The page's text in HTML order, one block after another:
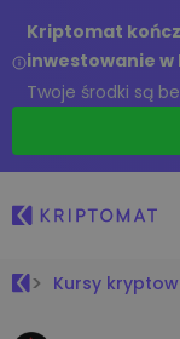
Kriptomat
inwestowanie
Twoje środki są
Kursy